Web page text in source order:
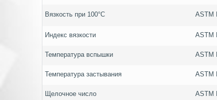
Вязкость при 100°C ASTM
Индекс вязкости ASTM
Температура вспышки ASTM
Температура застывания ASTM
Щелочное число ASTM